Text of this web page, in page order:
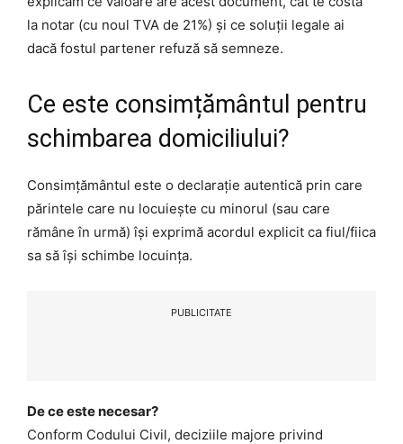
la notar (cu noul TVA de 21%) și ce soluții legale ai
dacă fostul partener refuză să semneze.
Ce este consimțământul pentru
schimbarea domiciliului?
Consimțământul este o declarație autentică prin care
părintele care nu locuiește cu minorul (sau care
rămâne în urmă) își exprimă acordul explicit ca fiul/fiica
sa să își schimbe locuința.
PUBLICITATE
De ce este necesar?
Conform Codului Civil, deciziile majore privind